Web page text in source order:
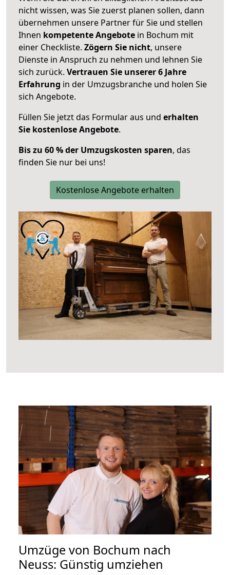
nicht wissen, was Sie zuerst planen sollen, dann
übernehmen unsere Partner für Sie und stellen
Ihnen kompetente Angebote in Bochum mit
einer Checkliste. Zögern Sie nicht, unsere
Dienste in Anspruch zu nehmen und lehnen Sie
sich zurück. Vertrauen Sie unserer 6 Jahre
Erfahrung in der Umzugsbranche und holen Sie
sich Angebote.
Füllen Sie jetzt das Formular aus und erhalten
Sie kostenlose Angebote.
Bis zu 60 % der Umzugskosten sparen, das
finden Sie nur bei uns!
Kostenlose Angebote erhalten
Umzüge von Bochum nach
Neuss: Günstig umziehen